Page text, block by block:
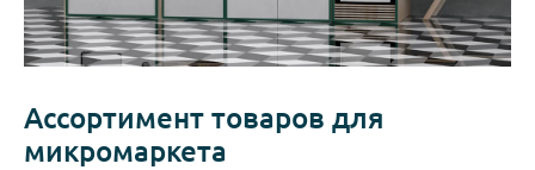
Ассортимент товаров для
микромаркета